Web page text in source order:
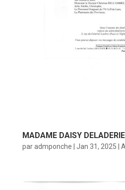
MADAME DAISY
paradmponche Jan 31, 2025